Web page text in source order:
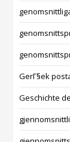
GerГ§ek
Geschichte